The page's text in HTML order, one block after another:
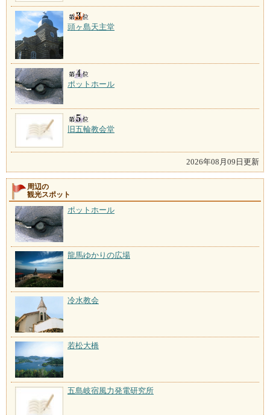
頭ヶ島天主堂
ポットホール
旧五輪教会堂
2026年08月09日更新
周辺の
観光スポット
ポットホール
龍馬ゆかりの広場
冷水教会
若松大橋
五島岐宿風力発電研究所